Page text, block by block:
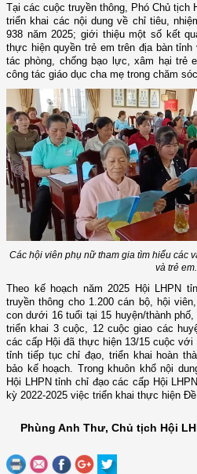
Tại các cuộc truyền thông, Phó Chủ tịch
triển khai các nội dung về chỉ tiêu,
938 năm 2025; giới thiệu một số kết
thực hiện quyền trẻ em trên địa bàn
tác phòng, chống bạo lực, xâm hại trẻ
công tác giáo dục cha mẹ trong chăm
Các hội viên phụ nữ tham gia tìm hiểu các
và trẻ em.
Theo kế hoạch năm 2025 Hội LHPN
truyền thông cho 1.200 cán bộ, hội
con dưới 16 tuổi tại 15 huyện/thành
triển khai 3 cuộc, 12 cuộc giao các
các cấp Hội đã thực hiện 13/15 cuộc
tỉnh tiếp tục chỉ đạo, triển khai hoàn
bảo kế hoạch. Trong khuôn khổ nội
Hội LHPN tỉnh chỉ đạo các cấp Hội
kỳ 2022-2025 việc triển khai thực hiện
Phùng Anh Thư, Chủ tịch Hội